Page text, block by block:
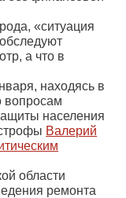
«ситуация
а что в
находясь в
вопросам
населения
Валерий
области
ремонта